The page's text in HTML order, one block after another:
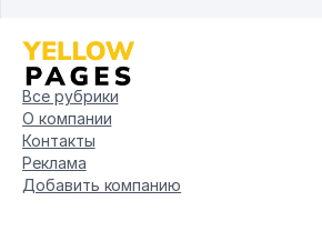
Все рубрики
О компании
Контакты
Реклама
Добавить компанию